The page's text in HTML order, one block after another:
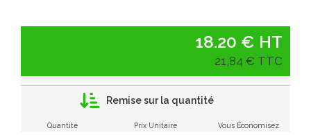
18.20 € HT
21,84 € TTC
Remise sur la quantité
Quantité Prix Unitaire Vous Économisez